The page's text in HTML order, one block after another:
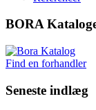
BORA
Find en forhandler
Seneste indlæg